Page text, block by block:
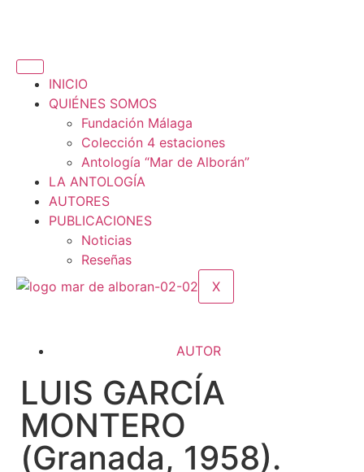
INICIO
QUIÉNES SOMOS
Fundación Málaga
Colección 4 estaciones
Antología “Mar de Alborán”
LA ANTOLOGÍA
AUTORES
PUBLICACIONES
Noticias
Reseñas
X
AUTOR
LUIS GARCÍA
MONTERO
(Granada, 1958).